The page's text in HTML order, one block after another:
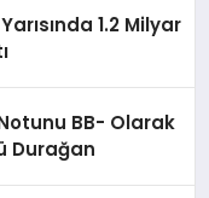
1.2 Milyar
BB- Olarak
Durağan